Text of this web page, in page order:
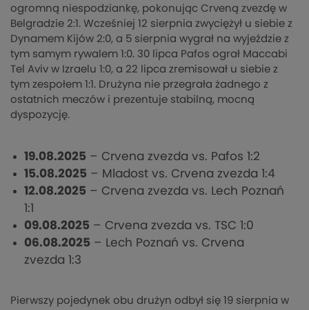
ogromną niespodziankę, pokonując Crveną zvezdę w
Belgradzie 2:1. Wcześniej 12 sierpnia zwyciężył u siebie z
Dynamem Kijów 2:0, a 5 sierpnia wygrał na wyjeździe z
tym samym rywalem 1:0. 30 lipca Pafos ograł Maccabi
Tel Aviv w Izraelu 1:0, a 22 lipca zremisował u siebie z
tym zespołem 1:1. Drużyna nie przegrała żadnego z
ostatnich meczów i prezentuje stabilną, mocną
dyspozycję.
19.08.2025 – Crvena zvezda vs. Pafos 1:2
15.08.2025 – Mladost vs. Crvena zvezda 1:4
12.08.2025 – Crvena zvezda vs. Lech Poznań
1:1
09.08.2025 – Crvena zvezda vs. TSC 1:0
06.08.2025 – Lech Poznań vs. Crvena
zvezda 1:3
Pierwszy pojedynek obu drużyn odbył się 19 sierpnia w